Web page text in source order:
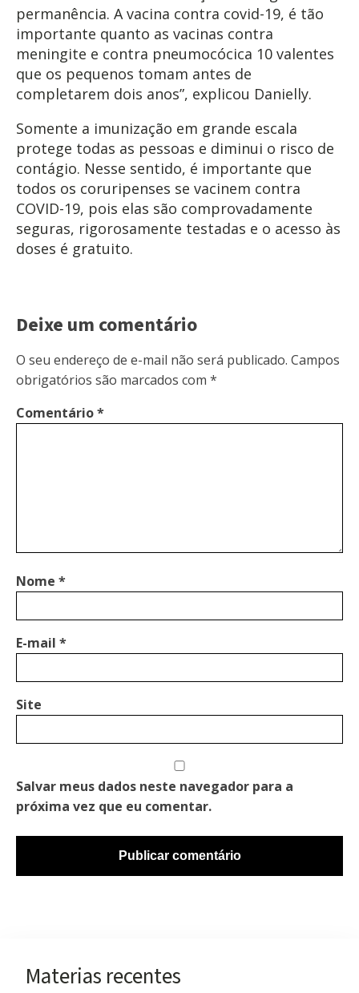
permanência. A vacina contra covid-19, é tão
importante quanto as vacinas contra
meningite e contra pneumocócica 10 valentes
que os pequenos tomam antes de
completarem dois anos”, explicou Danielly.
Somente a imunização em grande escala
protege todas as pessoas e diminui o risco de
contágio. Nesse sentido, é importante que
todos os coruripenses se vacinem contra
COVID-19, pois elas são comprovadamente
seguras, rigorosamente testadas e o acesso às
doses é gratuito.
Deixe um comentário
O seu endereço de e-mail não será publicado. Campos
obrigatórios são marcados com *
Comentário*
Nome *
E-mail *
Site
Salvar meus dados neste navegador para a
próxima vez que eu comentar.
Materias recentes